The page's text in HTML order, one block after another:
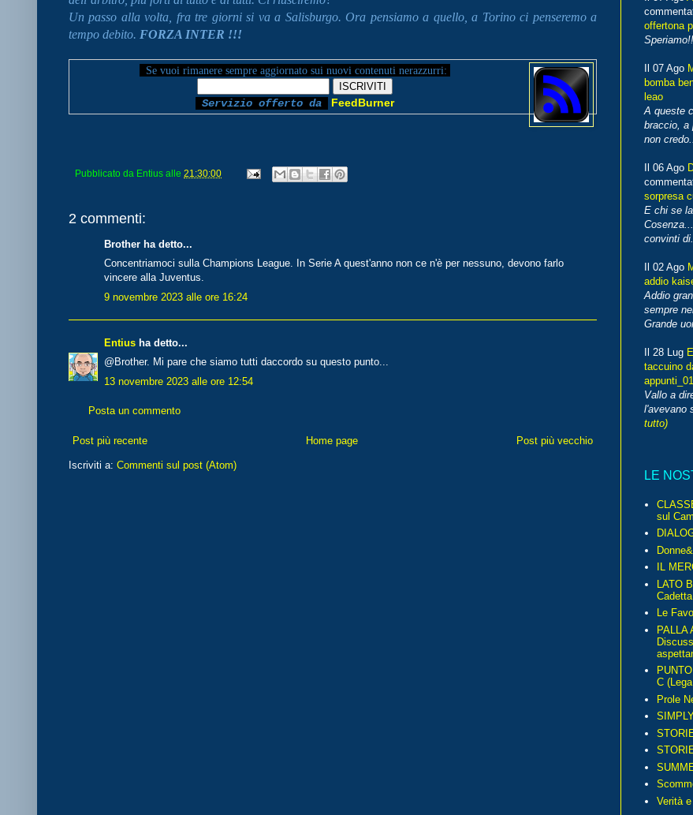
Un passo alla volta, fra tre giorni si va a Salisburgo. Ora pensiamo a quello, a Torino ci penseremo a
tempo debito. FORZA INTER !!!
Se vuoi rimanere sempre aggiornato sui nuovi contenuti nerazzurri:
Servizio offerto da FeedBurner
Pubblicato da Entius alle 21:30:00
2 commenti:
Brother ha detto...
Concentriamoci sulla Champions League. In Serie A quest'anno non ce n'è per nessuno, devono farlo
vincere alla Juventus.
9 novembre 2023 alle ore 16:24
Entius ha detto...
@Brother. Mi pare che siamo tutti daccordo su questo punto...
13 novembre 2023 alle ore 12:54
Posta un commento
Post più recente Post più vecchio
Home page
Iscriviti a: Commenti sul post (Atom)
offertona
Il 07 Ago
bomba
leao
A queste
braccio, a
non
Il 06 Ago
sorpresa
E chi se
convinti
Il 02 Ago
addio
Addio
sempre
Grande
Il 28 Lug
taccuino
Vallo a
l'avevano
tutto)
LE
sul
IL
LATO
Cadetta
Le
PALLA
C
Prole
Verità